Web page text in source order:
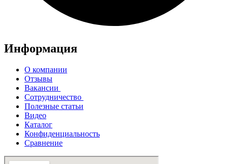
Информация
О компании
Отзывы
Вакансии
Сотрудничество
Полезные статьи
Видео
Каталог
Конфиденциальность
Сравнение